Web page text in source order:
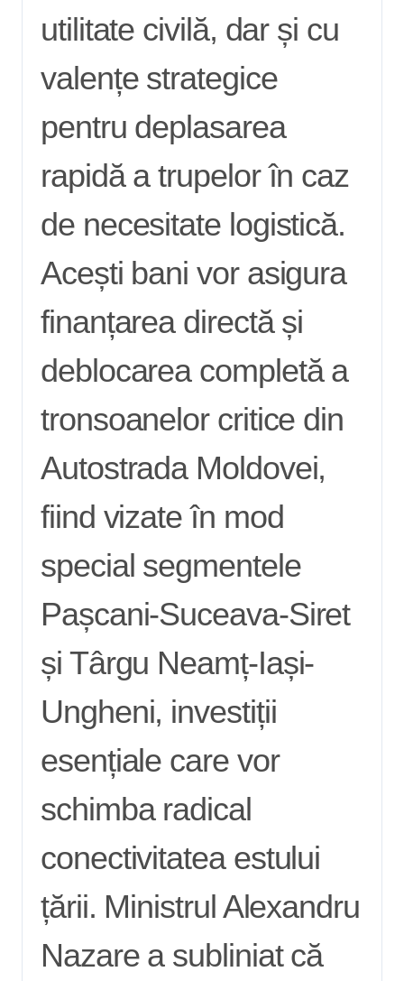
utilitate civilă, dar și cu
valențe strategice
pentru deplasarea
rapidă a trupelor în caz
de necesitate logistică.
Acești bani vor asigura
finanțarea directă și
deblocarea completă a
tronsoanelor critice din
Autostrada Moldovei,
fiind vizate în mod
special segmentele
Pașcani-Suceava-Siret
și Târgu Neamț-Iași-
Ungheni, investiții
esențiale care vor
schimba radical
conectivitatea estului
țării. Ministrul Alexandru
Nazare a subliniat că